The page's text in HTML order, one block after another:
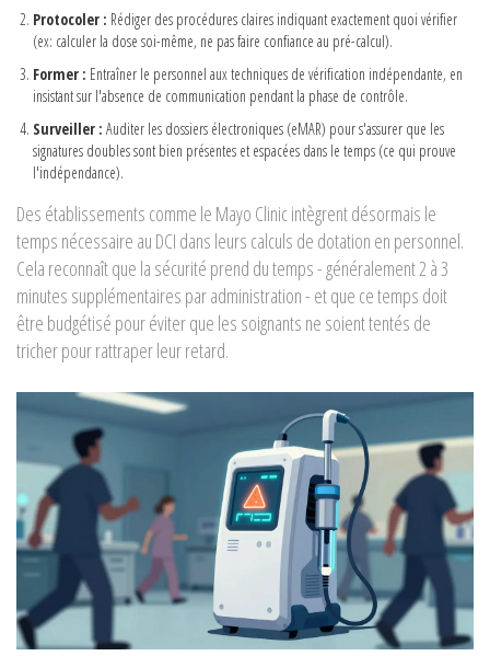
Protocoler : Rédiger des procédures claires indiquant exactement quoi vérifier
(ex: calculer la dose soi-même, ne pas faire confiance au pré-calcul).
Former : Entraîner le personnel aux techniques de vérification indépendante, en
insistant sur l'absence de communication pendant la phase de contrôle.
Surveiller : Auditer les dossiers électroniques (eMAR) pour s'assurer que les
signatures doubles sont bien présentes et espacées dans le temps (ce qui prouve
l'indépendance).
Des établissements comme le Mayo Clinic intègrent désormais le
temps nécessaire au DCI dans leurs calculs de dotation en personnel.
Cela reconnaît que la sécurité prend du temps - généralement 2 à 3
minutes supplémentaires par administration - et que ce temps doit
être budgétisé pour éviter que les soignants ne soient tentés de
tricher pour rattraper leur retard.